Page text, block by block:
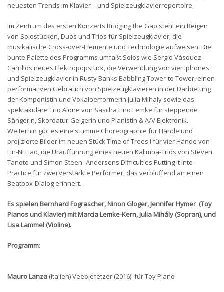
neuesten Trends im Klavier – und Spielzeugklavierrepertoire.
Im Zentrum des ersten Konzerts Bridging the Gap steht ein Reigen
von Solostücken, Duos und Trios für Spielzeugklavier, die
musikalische Cross-over-Elemente und Technologie aufweisen. Die
bunte Palette des Programms umfaßt Solos wie Sergio Vásquez
Carrillos neues Elektropopstück, die Verwendung von vier Iphones
und Spielzeugklavier in Rusty Banks Babbling Tower-to Tower, einen
performativen Gebrauch von Spielzeugklavieren in der Darbietung
der Komponistin und Vokalperformerin Julia Mihaly sowie das
spektakuläre Trio Alone von Sascha Lino Lemke für steppende
Sängerin, Skordatur-Geigerin und Pianistin & A/V Elektronik.
Weiterhin gibt es eine stumme Choreographie für Hände und
projizierte Bilder im neuen Stück Time of Trees I für vier Hände von
Lin-Ni Liao, die Uraufführung eines neuen Kalimba-Trios von Steven
Tanoto und Simon Steen- Andersens Difficulties Putting it Into
Practice für zwei verstärkte Performer, das verblüffend an einen
Beatbox-Dialog erinnert.
Es spielen Bernhard Fograscher, Ninon Gloger, Jennifer Hymer (Toy
Pianos und Klavier) mit Marcia Lemke-Kern, Julia Mihály (Sopran), und
Lisa Lammel (Violine).
Programm:
Mauro Lanza (Italien) Veeblefetzer (2016) für Toy Piano